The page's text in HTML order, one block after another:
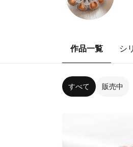
作品一覧 シ
すべて 販売中